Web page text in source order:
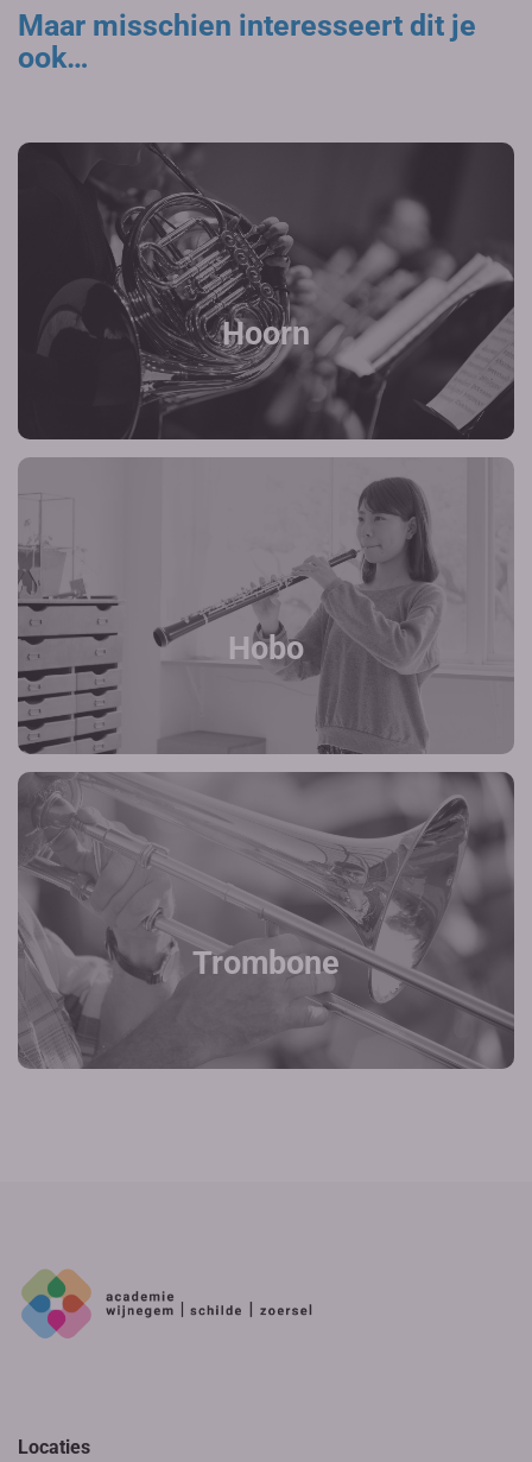
Maar misschien interesseert dit je
ook…
Hoorn
Hobo
Trombone
Locaties